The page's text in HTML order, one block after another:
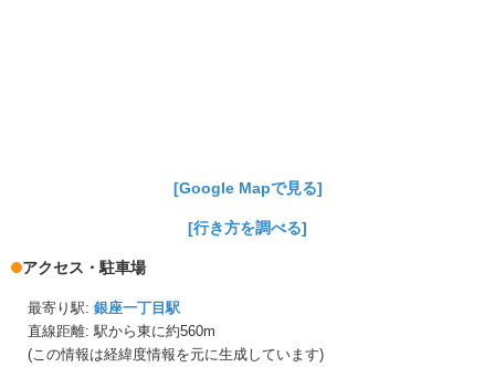
[Google Mapで見る]
[行き方を調べる]
アクセス・駐車場
最寄り駅: 銀座一丁目駅
直線距離: 駅から東に約560m
(この情報は経緯度情報を元に生成しています)